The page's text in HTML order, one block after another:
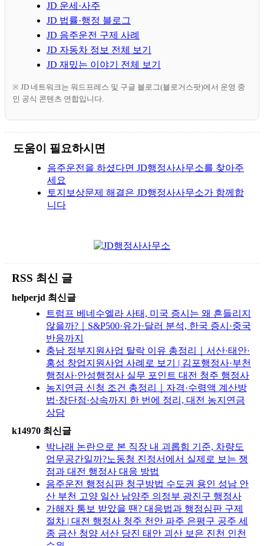
JD 운세·사주
JD 법률·행정 블로그
JD 음주운전 구제 사례
JD 자동차 정보 전체 보기
JD 재밌는 이야기 전체 보기
※ JD 네트워크는 워드프레스 및 구글 블로그(블로거스팟)에서 운영 중
인 공식 콘텐츠 연합입니다.
도움이 필요하시면
음주운전을 하셨다면 JD행정사사무소를 찾아주
세요
토지보상문제 해결은 JD행정사사무소가 함께합
니다
RSS 최신 글
helperjd 최신글
트럼프 베네수엘라 사태, 미국 증시는 왜 흔들리지
않을까?｜S&P500·유가·달러 분석, 한국 증시·중국
반응까지
충남 정부지원사업 탈락 이유 총정리｜서산·태안·
홍성 창업지원사업 사례로 보기 | 김포행정사·부천
행정사·안성행정사 실무 포인트 대전 청주 행정사
농지연금 신청 조건 총정리｜자격·수령액 계산방
법·장단점·상속까지 한 번에 정리, 대전 농지연금
상담
k14970 최신글
박나래 논란으로 본 직장 내 괴롭힘 기준, 차량도
업무공간일까?노동청 진정서에서 실제로 보는 쟁
점과 대전 행정사 대응 방법
음주운전 행정심판 청구방법 수도권 용인 성남 안
산 부천 고양 일산 남양주 의정부 광진구 행정사
가해자 통보 받았을 땐? 대응법과 행정심판 구제
절차 | 대전 행정사 청주 천안 파주 은평구 공주 세
종 금산 청양 서산 당진 태안 괴산 보은 진천 인천